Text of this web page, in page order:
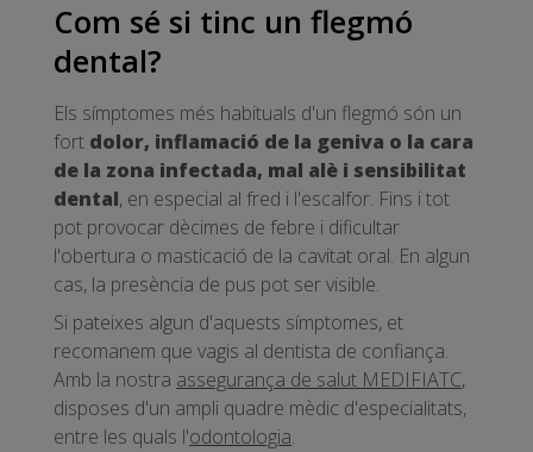
Com sé si tinc un flegmó
dental?
Els símptomes més habituals d'un flegmó són un
fort dolor, inflamació de la geniva o la cara
de la zona infectada, mal alè i sensibilitat
dental, en especial al fred i l'escalfor. Fins i tot
pot provocar dècimes de febre i dificultar
l'obertura o masticació de la cavitat oral. En algun
cas, la presència de pus pot ser visible.
Si pateixes algun d'aquests símptomes, et
recomanem que vagis al dentista de confiança.
Amb la nostra assegurança de salut MEDIFIATC,
disposes d'un ampli quadre mèdic d'especialitats,
entre les quals l'odontologia.